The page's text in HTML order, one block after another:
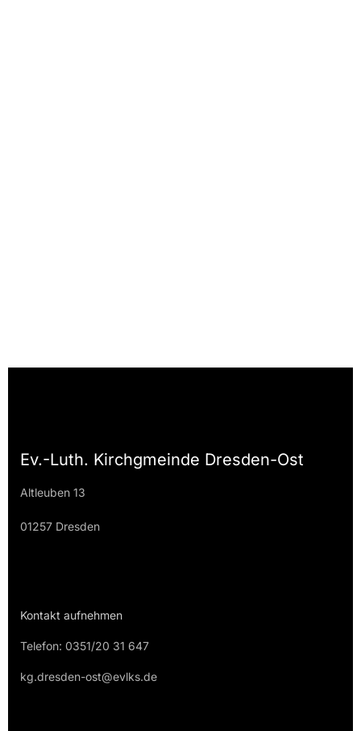
Ev.-Luth. Kirchgmeinde Dresden-Ost
Altleuben 13
01257 Dresden
Kontakt aufnehmen
Telefon: 0351/20 31 647
kg.dresden-ost@evlks.de